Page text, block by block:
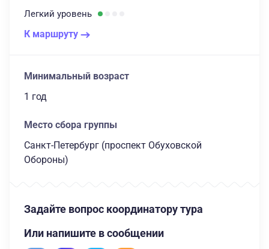
Легкий уровень
К маршруту
Минимальный возраст
1 год
Место сбора группы
Санкт-Петербург (проспект Обуховской
Обороны)
Задайте вопрос координатору тура
Или напишите в сообщении